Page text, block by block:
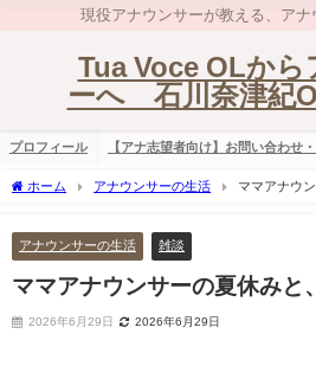
現役アナウンサーが教える、ア
Tua Voce OLから
ーへ 石川奈津紀
プロフィール 【アナ志望者向け】お問い合わせ
ホーム アナウンサーの生活 ママアナウ
アナウンサーの生活 雑談
ママアナウンサーの夏休みと
2026年6月29日 2026年6月29日